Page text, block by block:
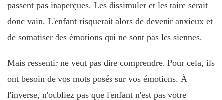
passent pas inaperçues. Les dissimuler et les taire serait
donc vain. L'enfant risquerait alors de devenir anxieux et
de somatiser des émotions qui ne sont pas les siennes.
Mais ressentir ne veut pas dire comprendre. Pour cela, ils
ont besoin de vos mots posés sur vos émotions. À
l'inverse, n'oubliez pas que l'enfant n'est pas votre